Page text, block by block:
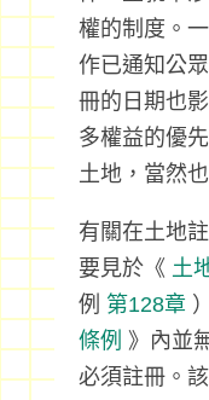
權的制度。
作已通知公
冊的日期也
多權益的優
土地，當然
有關在土地
要見於《 土
例 第128章
條例 》內並
必須註冊。